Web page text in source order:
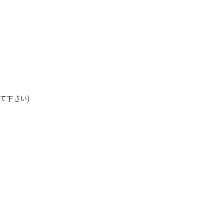
下さい)